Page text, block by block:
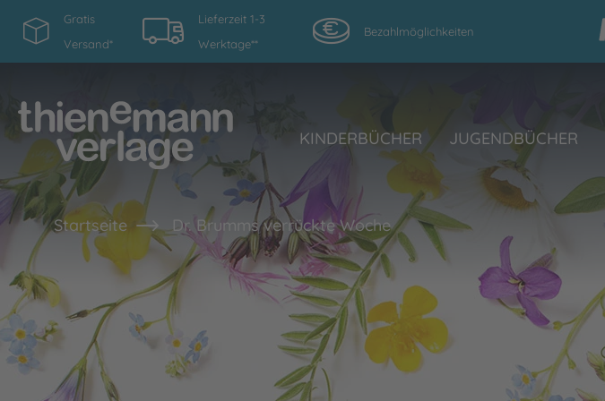
Gratis
Versand*
Lieferzeit 1-3
Werktage**
Bezahlmöglichkeiten
KINDERBÜCHER JUGENDBÜCHER
Startseite Dr. Brumms verrückte Woche